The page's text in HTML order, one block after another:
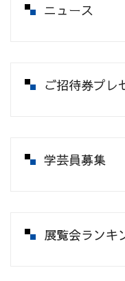
ニュース
ご招待券プレ
学芸員募集
展覧会ランキ